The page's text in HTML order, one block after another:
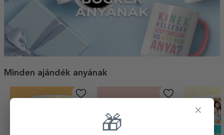
Minden ajándék anyának
×
🎁